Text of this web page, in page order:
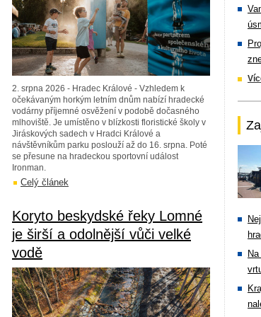
2. srpna 2026 - Hradec Králové - Vzhledem k
očekávaným horkým letním dnům nabízí hradecké
vodárny příjemné osvěžení v podobě dočasného
mlhoviště. Je umístěno v blízkosti floristické školy v
Jiráskových sadech v Hradci Králové a
návštěvníkům parku poslouží až do 16. srpna. Poté
se přesune na hradeckou sportovní událost
Ironman.
Celý článek
Koryto beskydské řeky Lomné
je širší a odolnější vůči velké
vodě